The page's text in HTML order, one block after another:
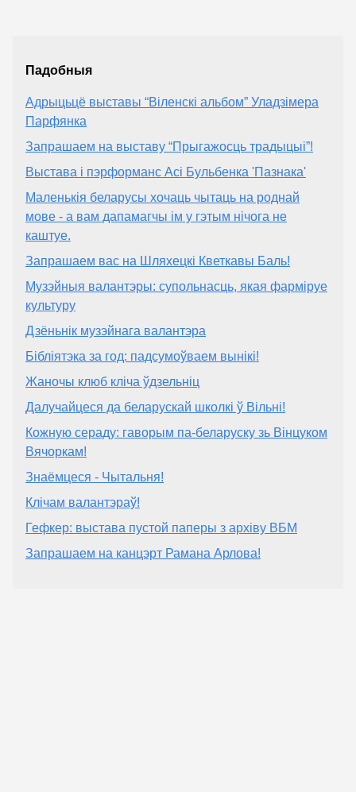
Падобныя
Адрыцьцё выставы “Віленскі альбом” Уладзімера
Парфянка
Запрашаем на выставу “Прыгажосць традыцыі”!
Выстава і пэрформанс Асі Бульбенка 'Пазнака'
Маленькія беларусы хочаць чытаць на роднай
мове - а вам дапамагчы ім у гэтым нічога не
каштуе.
Запрашаем вас на Шляхецкі Кветкавы Баль!
Музэйныя валантэры: супольнасць, якая фарміруе
культуру
Дзёньнік музэйнага валантэра
Бібліятэка за год: падсумоўваем вынікі!
Жаночы клюб кліча ўдзельніц
Далучайцеся да беларускай школкі ў Вільні!
Кожную сераду: гаворым па-беларуску зь Вінцуком
Вячоркам!
Знаёмцеся - Чытальня!
Клічам валантэраў!
Гефкер: выстава пустой паперы з архіву ВБМ
Запрашаем на канцэрт Рамана Арлова!